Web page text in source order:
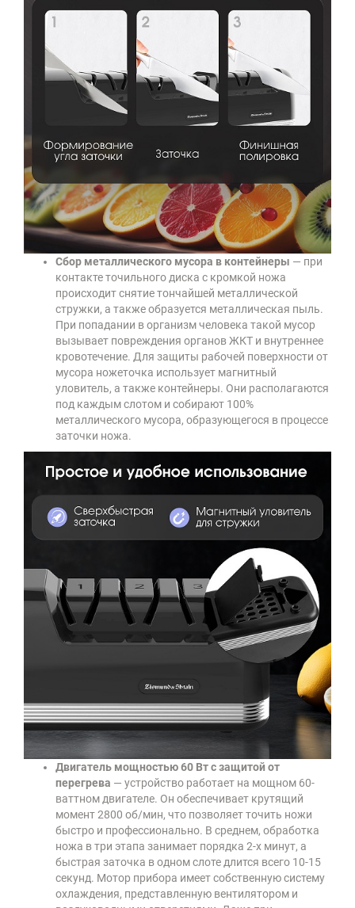
Сбор металлического мусора в контейнеры — при
контакте точильного диска с кромкой ножа
происходит снятие тончайшей металлической
стружки, а также образуется металлическая пыль.
При попадании в организм человека такой мусор
вызывает повреждения органов ЖКТ и внутреннее
кровотечение. Для защиты рабочей поверхности от
мусора ножеточка использует магнитный
уловитель, а также контейнеры. Они располагаются
под каждым слотом и собирают 100%
металлического мусора, образующегося в процессе
заточки ножа.
Двигатель мощностью 60 Вт с защитой от
перегрева — устройство работает на мощном 60-
ваттном двигателе. Он обеспечивает крутящий
момент 2800 об/мин, что позволяет точить ножи
быстро и профессионально. В среднем, обработка
ножа в три этапа занимает порядка 2-х минут, а
быстрая заточка в одном слоте длится всего 10-15
секунд. Мотор прибора имеет собственную систему
охлаждения, представленную вентилятором и